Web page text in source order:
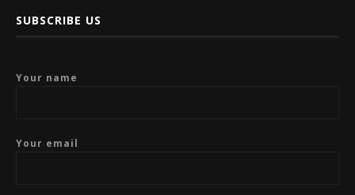
SUBSCRIBE US
Your name
Your email